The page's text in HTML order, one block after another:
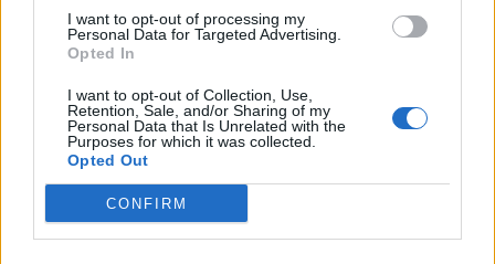
I want to opt-out of processing my
Personal Data for Targeted Advertising.
Opted In
I want to opt-out of Collection, Use,
Retention, Sale, and/or Sharing of my
Personal Data that Is Unrelated with the
Purposes for which it was collected.
Opted Out
CONFIRM
09.08.2026 - 08.30